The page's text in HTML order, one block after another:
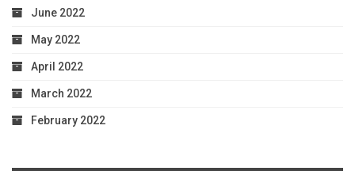
June 2022
May 2022
April 2022
March 2022
February 2022